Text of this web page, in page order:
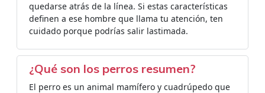
quedarse atrás de la línea. Si estas características
definen a ese hombre que llama tu atención, ten
cuidado porque podrías salir lastimada.
¿Qué son los perros resumen?
El perro es un animal mamífero y cuadrúpedo que